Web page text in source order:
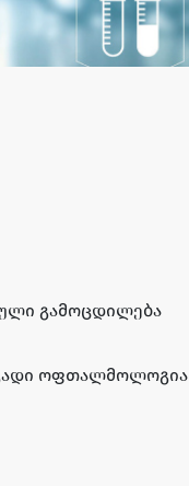
გამოცდილება
ოფთალმოლოგია